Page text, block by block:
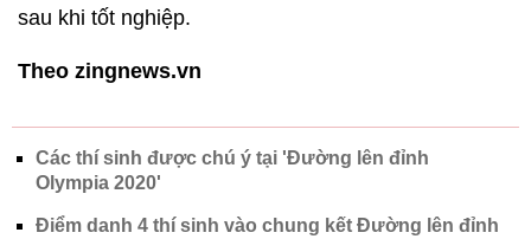
sau khi tốt nghiệp.
Theo zingnews.vn
Các thí sinh được chú ý tại 'Đường lên đỉnh
Olympia 2020'
Điểm danh 4 thí sinh vào chung kết Đường lên đỉnh